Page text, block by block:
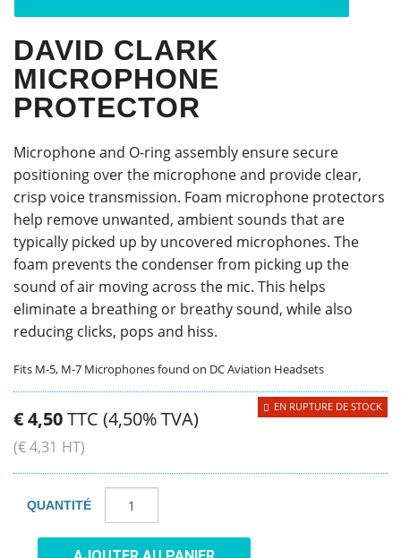
DAVID CLARK
MICROPHONE
PROTECTOR
Microphone and O-ring assembly ensure secure
positioning over the microphone and provide clear,
crisp voice transmission. Foam microphone protectors
help remove unwanted, ambient sounds that are
typically picked up by uncovered microphones. The
foam prevents the condenser from picking up the
sound of air moving across the mic. This helps
eliminate a breathing or breathy sound, while also
reducing clicks, pops and hiss.
Fits M-5, M-7 Microphones found on DC Aviation Headsets
€4,50TTC (4,50% TVA)
(€4,31 HT)
EN RUPTURE DE STOCK
QUANTITÉ